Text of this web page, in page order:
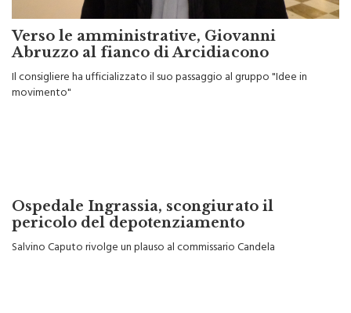
Verso le amministrative, Giovanni
Abruzzo al fianco di Arcidiacono
Il consigliere ha ufficializzato il suo passaggio al gruppo "Idee in
movimento"
Ospedale Ingrassia, scongiurato il
pericolo del depotenziamento
Salvino Caputo rivolge un plauso al commissario Candela